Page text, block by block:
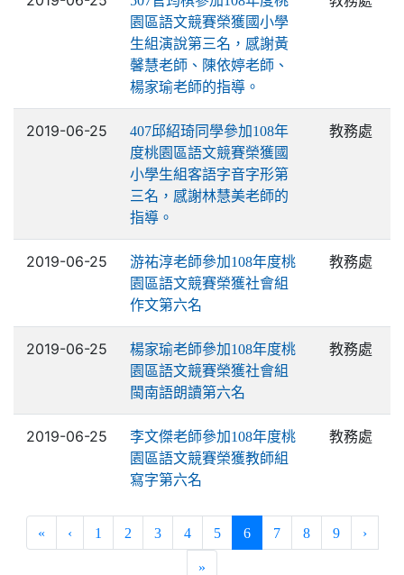
園區語文競賽榮獲國小學
生組演說第三名，感謝黃
馨慧老師、陳依婷老師、
楊家瑜老師的指導。
2019-06-25
407邱紹琦同學參加108年
度桃園區語文競賽榮獲國
小學生組客語字音字形第
三名，感謝林慧美老師的
指導。
教務處
2019-06-25
游祐淳老師參加108年度桃
園區語文競賽榮獲社會組
作文第六名
教務處
2019-06-25
楊家瑜老師參加108年度桃
園區語文競賽榮獲社會組
閩南語朗讀第六名
教務處
2019-06-25
李文傑老師參加108年度桃
園區語文競賽榮獲教師組
寫字第六名
教務處
« ‹ 1 2 3 4 5 6(current)
7 8 9 ›
»